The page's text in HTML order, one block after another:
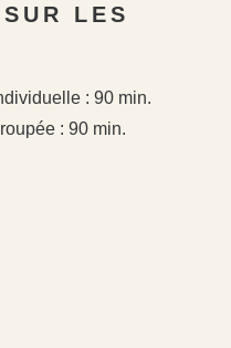
LES
: 90 min.
: 90 min.